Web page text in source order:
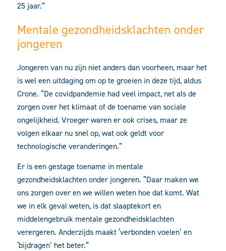
25 jaar.”
Mentale gezondheidsklachten onder
jongeren
Jongeren van nu zijn niet anders dan voorheen, maar het
is wel een uitdaging om op te groeien in deze tijd, aldus
Crone. “De covidpandemie had veel impact, net als de
zorgen over het klimaat of de toename van sociale
ongelijkheid. Vroeger waren er ook crises, maar ze
volgen elkaar nu snel op, wat ook geldt voor
technologische veranderingen.”
Er is een gestage toename in mentale
gezondheidsklachten onder jongeren. “Daar maken we
ons zorgen over en we willen weten hoe dat komt. Wat
we in elk geval weten, is dat slaaptekort en
middelengebruik mentale gezondheidsklachten
verergeren. Anderzijds maakt ‘verbonden voelen’ en
‘bijdragen’ het beter.”